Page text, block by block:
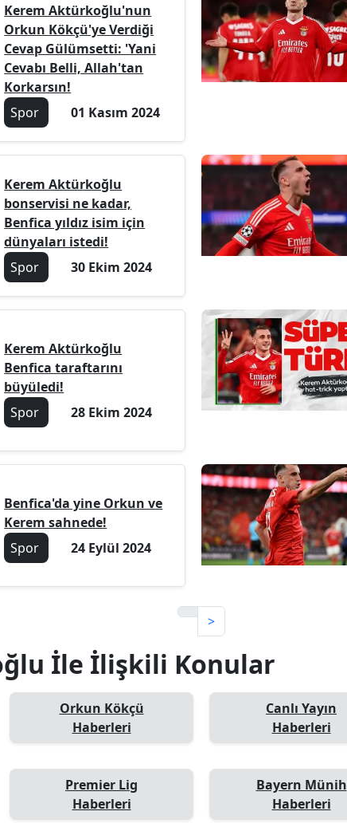
Kerem Aktürkoğlu'nun
Orkun Kökçü'ye Verdiği
Cevap Gülümsetti: 'Yani
Cevabı Belli, Allah'tan
Korkarsın!
Spor
01 Kasım 2024
Kerem Aktürkoğlu
bonservisi ne kadar,
Benfica yıldız isim için
dünyaları istedi!
Spor
30 Ekim 2024
Kerem Aktürkoğlu
Benfica taraftarını
büyüledi!
Spor
28 Ekim 2024
Benfica'da yine Orkun ve
Kerem sahnede!
Spor
24 Eylül 2024
>
İle İlişkili Konular
Orkun Kökçü
Haberleri
Canlı Yayın
Haberleri
Premier Lig
Haberleri
Bayern Münih
Haberleri